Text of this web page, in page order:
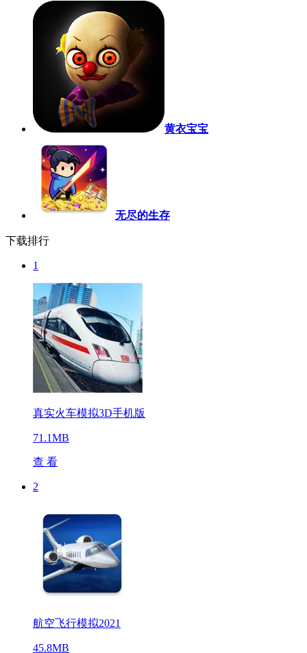
黄衣宝宝
无尽的生存
下载排行
1
真实火车模拟3D手机版
71.1MB
查 看
2
航空飞行模拟2021
45.8MB